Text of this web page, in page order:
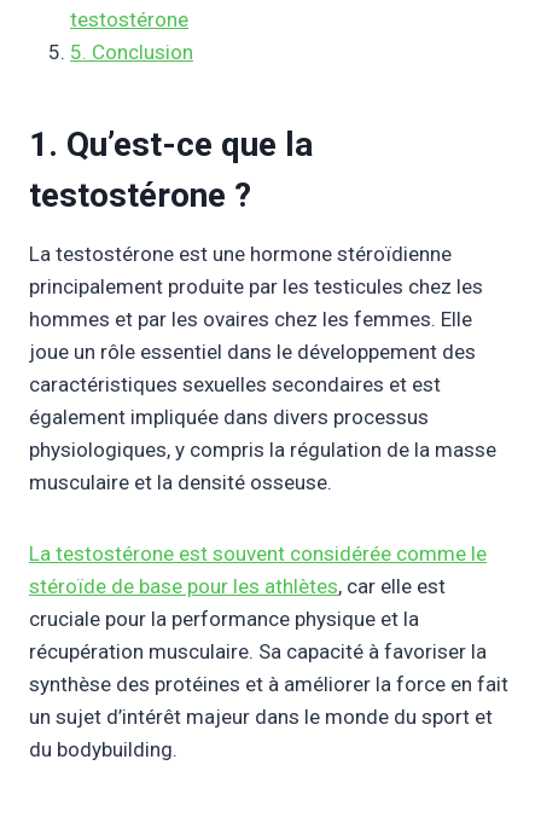
testostérone
5. Conclusion
1. Qu’est-ce que la
testostérone ?
La testostérone est une hormone stéroïdienne
principalement produite par les testicules chez les
hommes et par les ovaires chez les femmes. Elle
joue un rôle essentiel dans le développement des
caractéristiques sexuelles secondaires et est
également impliquée dans divers processus
physiologiques, y compris la régulation de la masse
musculaire et la densité osseuse.
La testostérone est souvent considérée comme le
stéroïde de base pour les athlètes, car elle est
cruciale pour la performance physique et la
récupération musculaire. Sa capacité à favoriser la
synthèse des protéines et à améliorer la force en fait
un sujet d’intérêt majeur dans le monde du sport et
du bodybuilding.